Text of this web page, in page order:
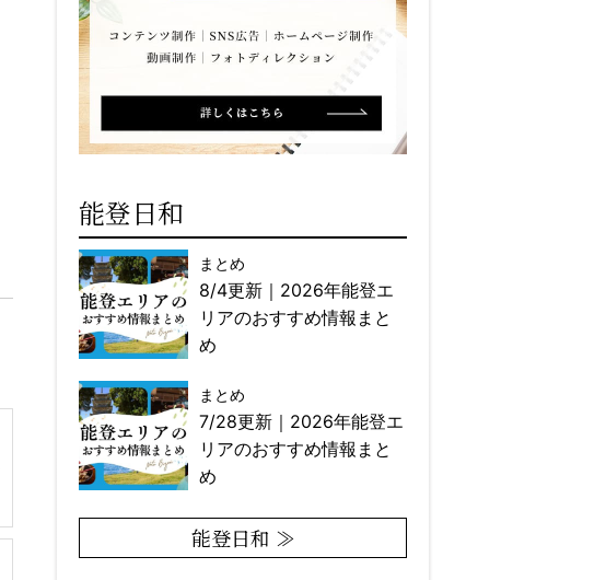
能登日和
まとめ
8/4更新｜2026年能登エ
リアのおすすめ情報まと
め
まとめ
7/28更新｜2026年能登エ
リアのおすすめ情報まと
め
能登日和 ≫